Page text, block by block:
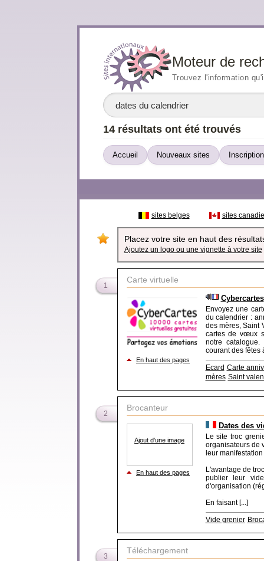
Moteur de
Trouvez l'information
14 résultats ont été trouvés
Accueil Nouveaux sites
sites belges sites
Placez votre site en haut des
Ajoutez un logo ou une vignette à votre site
1
Carte virtuelle
En haut des pages
Cybercartes
Envoyez une
du calendrier :
des mères, Saint
cartes de vœux
notre
courant des fêtes
Ecard Carte
mères Saint
2
Brocanteur
Ajout d'une image
En haut des pages
Dates des
Le site troc
organisateurs de
leur
L'avantage de
publier leur
d'organisation
En faisant [...]
Vide grenier
3
Téléchargement